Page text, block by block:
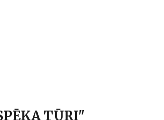
TŪRI"